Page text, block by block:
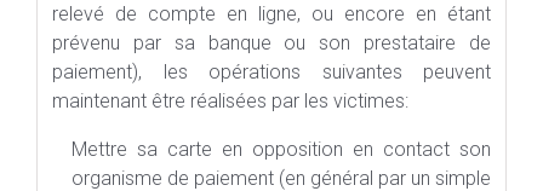
relevé de compte en ligne, ou encore en étant
prévenu par sa banque ou son prestataire de
paiement), les opérations suivantes peuvent
maintenant être réalisées par les victimes:
Mettre sa carte en opposition en contact son
organisme de paiement (en général par un simple